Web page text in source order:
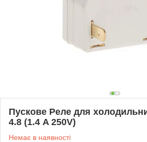
Пускове Реле для
4.8 (1.4 A 250V)
Немає в наявності